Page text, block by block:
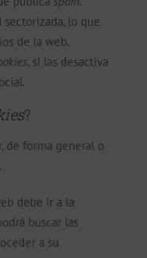
lo que
de la web.
, si las desactiva
?
de forma general o
debe ir a la
buscar las
a su